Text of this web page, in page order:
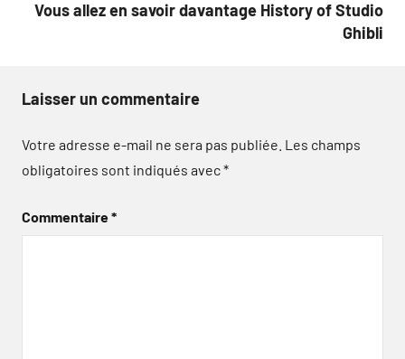
Vous allez en savoir davantage History of Studio
Ghibli
Laisser un commentaire
Votre adresse e-mail ne sera pas publiée. Les champs
obligatoires sont indiqués avec*
Commentaire*